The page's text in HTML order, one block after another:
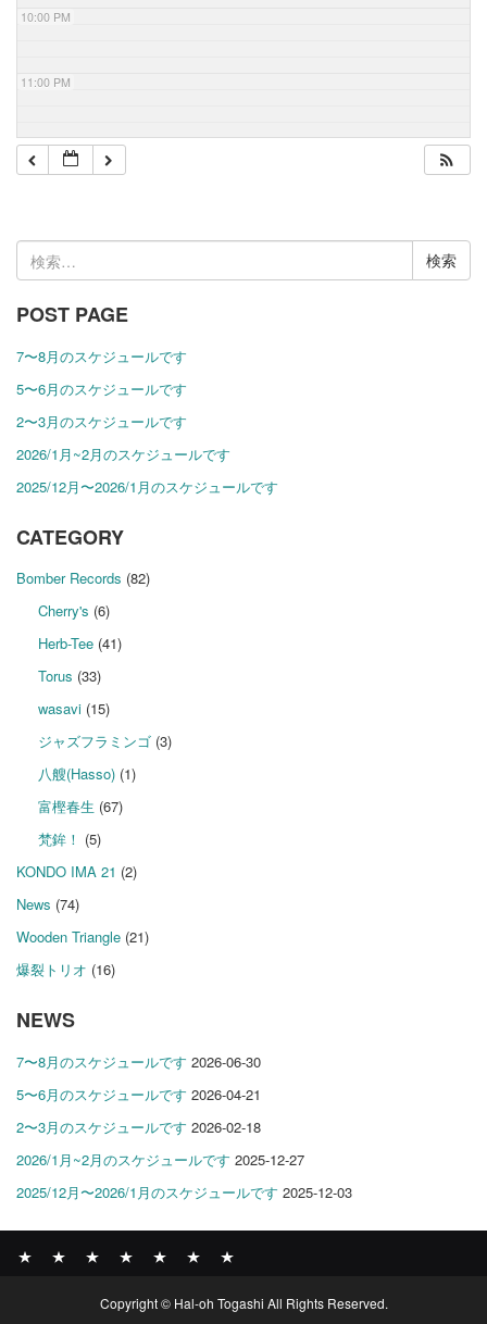
10:00 PM
11:00 PM
検
索:
POST PAGE
7〜8月のスケジュールです
5〜6月のスケジュールです
2〜3月のスケジュールです
2026/1月~2月のスケジュールです
2025/12月〜2026/1月のスケジュールです
CATEGORY
Bomber Records (82)
Cherry's (6)
Herb-Tee(41)
Torus (33)
wasavi(15)
ジャズフラミンゴ(3)
八艘(Hasso)(1)
富樫春生 (67)
梵鉾！ (5)
KONDO IMA 21 (2)
News (74)
Wooden Triangle (21)
爆裂トリオ (16)
NEWS
7〜8月のスケジュールです 2026-06-30
5〜6月のスケジュールです 2026-04-21
2〜3月のスケジュールです 2026-02-18
2026/1月~2月のスケジュールです 2025-12-27
2025/12月〜2026/1月のスケジュールです 2025-12-03
RECORDS
PROFILE
Copyright © Hal-oh Togashi All Rights Reserved.